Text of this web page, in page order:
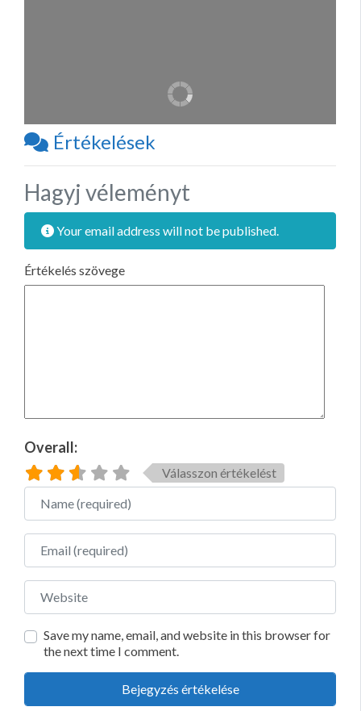
Értékelések
Hagyj véleményt
Your email address will not be published.
Értékelés szövege
Overall:
Válasszon értékelést
Name
Email
Website
Save my name, email, and website in this browser for
the next time I comment.